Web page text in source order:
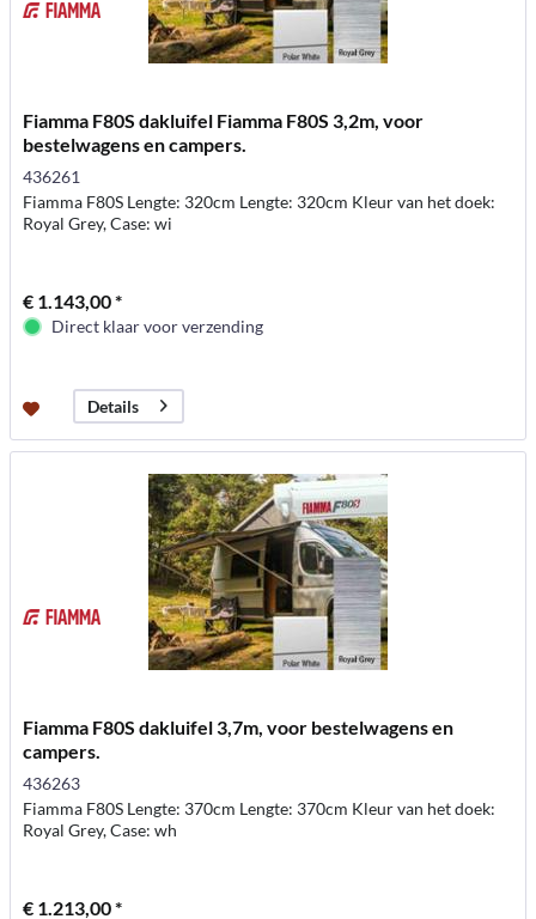
Fiamma F80S dakluifel Fiamma F80S 3,2m, voor
bestelwagens en campers.
436261
Fiamma F80S Lengte: 320cm Lengte: 320cm Kleur van het doek:
Royal Grey, Case: wi
€ 1.143,00 *
Direct klaar voor verzending
Details
Fiamma F80S dakluifel 3,7m, voor bestelwagens en
campers.
436263
Fiamma F80S Lengte: 370cm Lengte: 370cm Kleur van het doek:
Royal Grey, Case: wh
€ 1.213,00 *